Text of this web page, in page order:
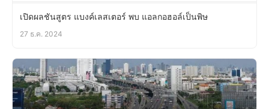
เปิดผลชันสูตร แบงค์เลสเตอร์ พบ แอลกอฮอล์เป็นพิษ
27 ธ.ค. 2024